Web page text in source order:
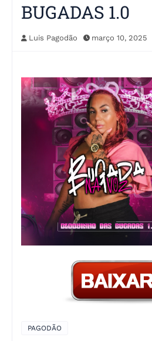
BUGADAS 1.0
Luis Pagodão março 10, 2025
PAGODÃO